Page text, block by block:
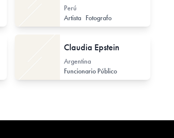
Perú
Artista Fotografo
Claudia Epstein
Argentina
Funcionario Público